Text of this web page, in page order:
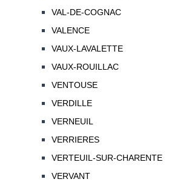
VAL-DE-COGNAC
VALENCE
VAUX-LAVALETTE
VAUX-ROUILLAC
VENTOUSE
VERDILLE
VERNEUIL
VERRIERES
VERTEUIL-SUR-CHARENTE
VERVANT